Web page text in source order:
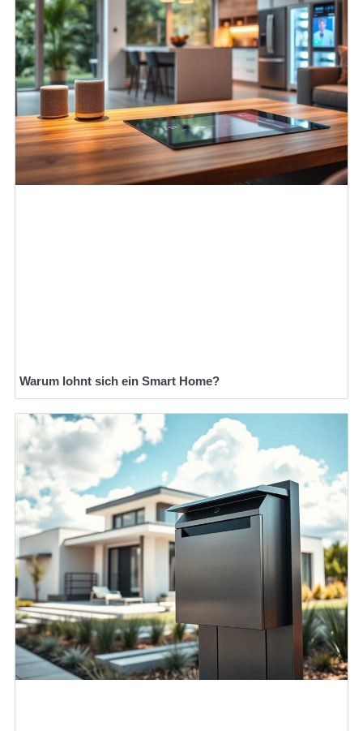
Warum lohnt sich ein Smart Home?